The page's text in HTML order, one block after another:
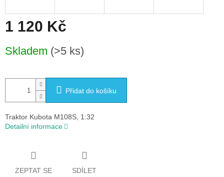
1 120 Kč
cena:
Skladem (>5 ks)
Přidat do košíku
Traktor Kubota M108S, 1:32
Detailní informace
ZEPTAT SE SDÍLET